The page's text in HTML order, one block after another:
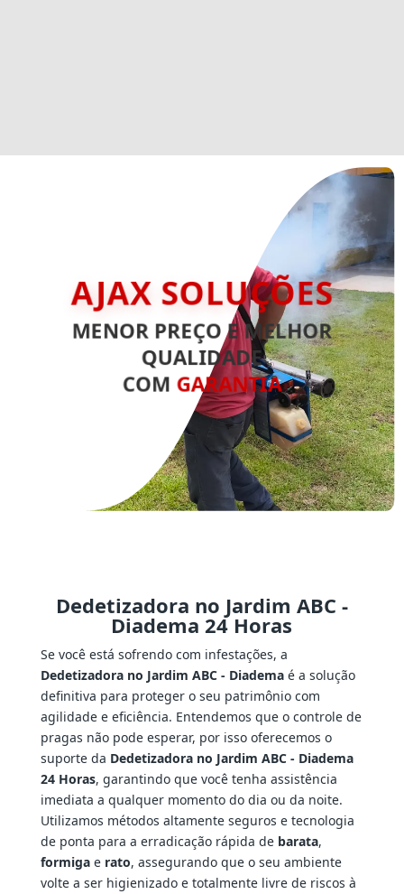
AJAX SOLUÇÕES
MENOR PREÇO E MELHOR
QUALIDADE
COM GARANTIA
Dedetizadora no Jardim ABC -
Diadema 24 Horas
Se você está sofrendo com infestações, a
Dedetizadora no Jardim ABC - Diademaé a solução
definitiva para proteger o seu patrimônio com
agilidade e eficiência. Entendemos que o controle de
pragas não pode esperar, por isso oferecemos o
suporte da Dedetizadora no Jardim ABC - Diadema
24 Horas, garantindo que você tenha assistência
imediata a qualquer momento do dia ou da noite.
Utilizamos métodos altamente seguros e tecnologia
de ponta para a erradicação rápida de barata,
formigae rato, assegurando que o seu ambiente
volte a ser higienizado e totalmente livre de riscos à